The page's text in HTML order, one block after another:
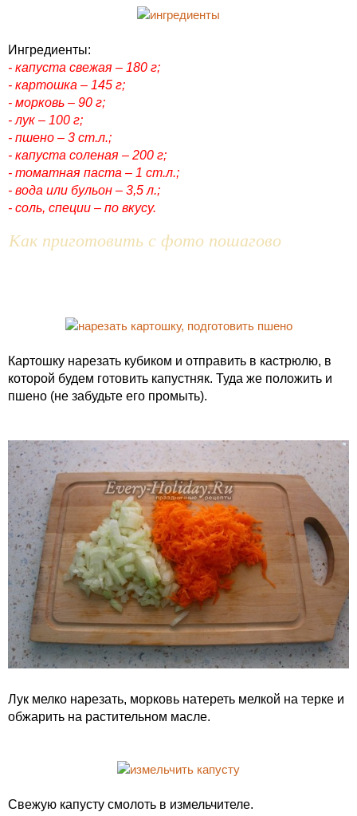
Ингредиенты:
- капуста свежая – 180 г;
- картошка – 145 г;
- морковь – 90 г;
- лук – 100 г;
- пшено – 3 ст.л.;
- капуста соленая – 200 г;
- томатная паста – 1 ст.л.;
- вода или бульон – 3,5 л.;
- соль, специи – по вкусу.
Как приготовить с фото пошагово
Картошку нарезать кубиком и отправить в кастрюлю, в
которой будем готовить капустняк. Туда же положить и
пшено (не забудьте его промыть).
Лук мелко нарезать, морковь натереть мелкой на терке и
обжарить на растительном масле.
Свежую капусту смолоть в измельчителе.